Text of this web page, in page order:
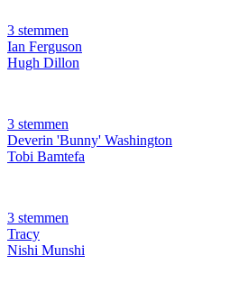
3 stemmen
Ian Ferguson
Hugh Dillon
3 stemmen
Deverin 'Bunny' Washington
Tobi Bamtefa
3 stemmen
Tracy
Nishi Munshi